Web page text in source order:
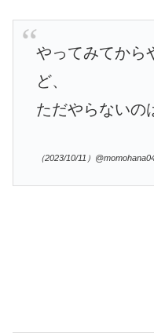
やってみてから
ど、
ただやらないの
（2023/10/11）